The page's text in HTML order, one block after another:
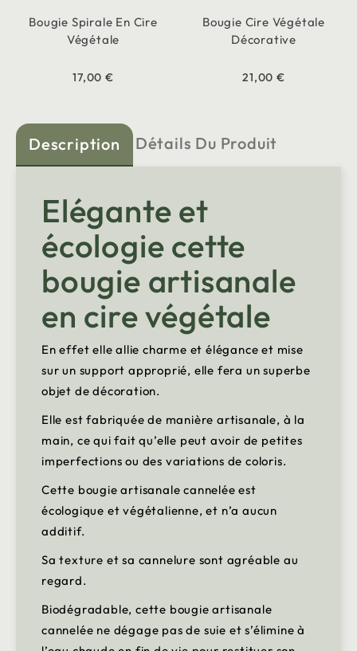
Bougie Spirale En Cire
Végétale
17,00 €
Bougie Cire Végétale
Décorative
21,00 €
Description Détails Du Produit
Elégante et
écologie cette
bougie artisanale
en cire végétale
En effet elle allie charme et élégance et mise
sur un support approprié, elle fera un superbe
objet de décoration.
Elle est fabriquée de manière artisanale, à la
main, ce qui fait qu’elle peut avoir de petites
imperfections ou des variations de coloris.
Cette bougie artisanale cannelée est
écologique et végétalienne, et n’a aucun
additif.
Sa texture et sa cannelure sont agréable au
regard.
Biodégradable, cette bougie artisanale
cannelée ne dégage pas de suie et s’élimine à